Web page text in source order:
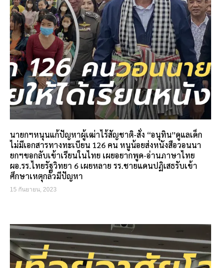
นายกฯหนุนแก้ปัญหาผู้เฒ่าไร้สัญชาติ-สั่ง “อนุทิน”ดูแลเด็ก
ไม่มีเอกสารทางทะเบียน 126 คน หนูน้อยส่งหนังสือวอนนา
ยกฯขอกลับเข้าเรียนในไทย เผยอยากพูด-อ่านภาษาไทย
ผอ.รร.ไทยรัฐวิทยา 6 เผยหลาย รร.ชายแดนปฏิเสธรับเข้า
ศึกษาเหตุกลัวมีปัญหา
15 กันยายน, 2023